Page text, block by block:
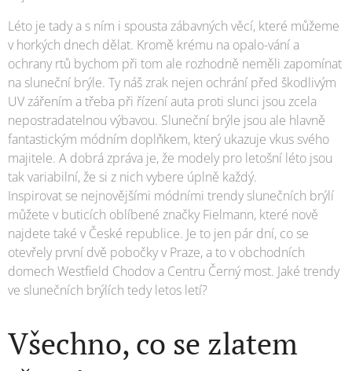
Léto je tady a s ním i spousta zábavných věcí, které můžeme
v horkých dnech dělat. Kromě krému na opalo-vání a
ochrany rtů bychom při tom ale rozhodně neměli zapomínat
na sluneční brýle. Ty náš zrak nejen ochrání před škodlivým
UV zářením a třeba při řízení auta proti slunci jsou zcela
nepostradatelnou výbavou. Sluneční brýle jsou ale hlavně
fantastickým módním doplňkem, který ukazuje vkus svého
majitele. A dobrá zpráva je, že modely pro letošní léto jsou
tak variabilní, že si z nich vybere úplně každý.
Inspirovat se nejnovějšími módními trendy slunečních brýlí
můžete v buticích oblíbené značky Fielmann, které nově
najdete také v České republice. Je to jen pár dní, co se
otevřely první dvě pobočky v Praze, a to v obchodních
domech Westfield Chodov a Centru Černý most. Jaké trendy
ve slunečních brýlích tedy letos letí?
Všechno, co se zlatem